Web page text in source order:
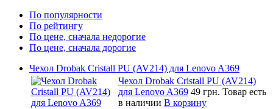
По популярности
По рейтингу
По цене, сначала недорогие
По цене, сначала дорогие
Чехол Drobak Cristall PU (AV214) для Lenovo A369
Чехол Drobak Cristall PU (AV214)
для Lenovo A369 49 грн. Товар есть
в наличии В корзину